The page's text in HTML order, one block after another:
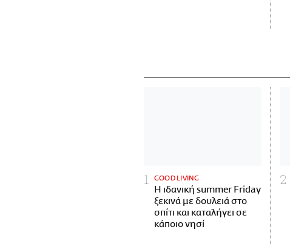
GOOD LIVING
Η ιδανική summer Friday
ξεκινά με δουλειά στο
σπίτι και καταλήγει σε
κάποιο νησί